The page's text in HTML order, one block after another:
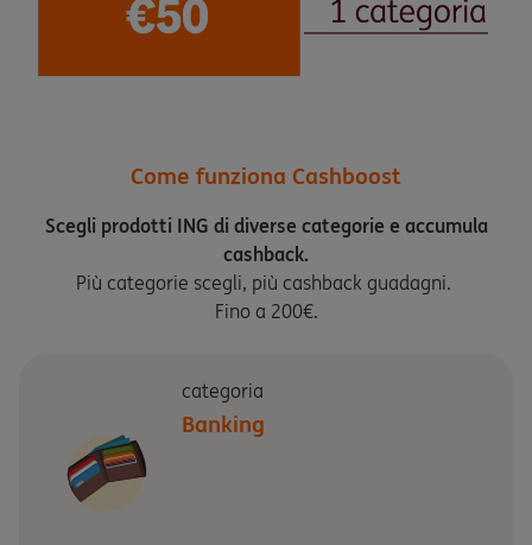
Come funziona Cashboost
Scegli prodotti ING di diverse categorie e accumula
cashback.
Più categorie scegli, più cashback guadagni.
Fino a 200€.
categoria
Banking